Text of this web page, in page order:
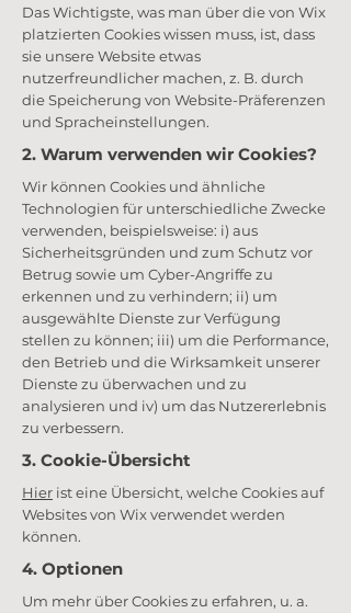
Das Wichtigste, was man über die von Wix
platzierten Cookies wissen muss, ist, dass
sie unsere Website etwas
nutzerfreundlicher machen, z. B. durch
die Speicherung von Website-Präferenzen
und Spracheinstellungen.
2. Warum verwenden wir Cookies?
Wir können Cookies und ähnliche
Technologien für unterschiedliche Zwecke
verwenden, beispielsweise: i) aus
Sicherheitsgründen und zum Schutz vor
Betrug sowie um Cyber-Angriffe zu
erkennen und zu verhindern; ii) um
ausgewählte Dienste zur Verfügung
stellen zu können; iii) um die Performance,
den Betrieb und die Wirksamkeit unserer
Dienste zu überwachen und zu
analysieren und iv) um das Nutzererlebnis
zu verbessern.
3. Cookie-Übersicht
Hier ist eine Übersicht, welche Cookies auf
Websites von Wix verwendet werden
können.
4. Optionen
Um mehr über Cookies zu erfahren, u. a.